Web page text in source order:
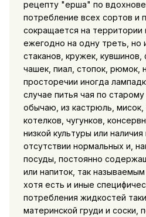
рецепту "ерша" по
потребление всех сортов и
сокращается на территории
ежегодно на одну треть, но
стаканов, кружек, кувшинов,
чашек, пиал, стопок, рюмок,
просторечии иногда
случае питья чая по
обычаю, из кастрюль, мисок,
котелков, чугунков,
низкой культуры или
отсутствии нормальных и,
посуды, постоянно
или напиток, так
хотя есть и иные
потребления жидкостей
материнской груди и соски,